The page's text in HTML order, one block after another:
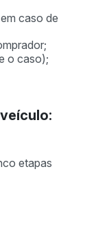
caso de
o caso);
etapas